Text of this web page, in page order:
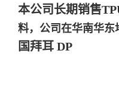
本公司长期销售
料，公司在华南华东
国拜耳 DP